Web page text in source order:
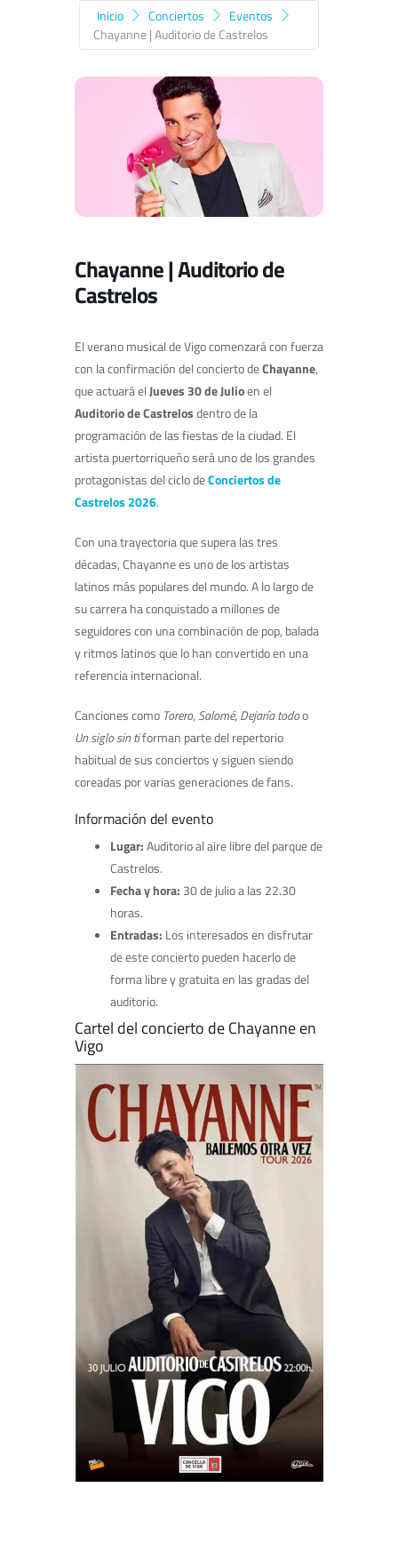
Inicio Conciertos
Eventos
Chayanne | Auditorio de Castrelos
Chayanne | Auditorio de
Castrelos
El verano musical de Vigo comenzará con fuerza
con la confirmación del concierto deChayanne,
que actuará elJueves 30 de Julioen el
Auditorio de Castrelosdentro de la
programación de las fiestas de la ciudad. El
artista puertorriqueño será uno de los grandes
protagonistas del ciclo deConciertos de
Castrelos 2026.
Con una trayectoria que supera las tres
décadas, Chayanne es uno de los artistas
latinos más populares del mundo. A lo largo de
su carrera ha conquistado a millones de
seguidores con una combinación de pop, balada
y ritmos latinos que lo han convertido en una
referencia internacional.
Canciones como Torero, Salomé, Dejaría todoo
Un siglo sin tiforman parte del repertorio
habitual de sus conciertos y siguen siendo
coreadas por varias generaciones de fans.
Información del evento
Lugar:Auditorio al aire libre del parque de
Castrelos.
Fecha y hora: 30 de julio a las 22.30
horas.
Entradas: Los interesados en disfrutar
de este concierto pueden hacerlo de
forma libre y gratuita en las gradas del
auditorio.
Cartel del concierto de Chayanne en
Vigo